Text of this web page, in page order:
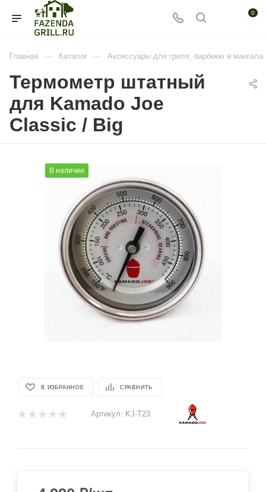
0
Главная — Каталог — Аксессуары для гриля, барбекю и мангала
Термометр штатный
для Kamado Joe
Classic / Big
В наличии
В ИЗБРАННОЕ СРАВНИТЬ
Артикул: KJ-T23